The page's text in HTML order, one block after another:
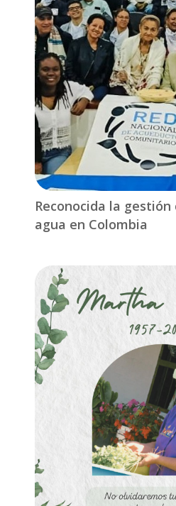
Reconocida la
agua en Colombia